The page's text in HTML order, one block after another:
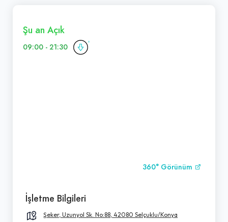
Şu an Açık
09:00 - 21:30
360° Görünüm
İşletme Bilgileri
Şeker, Uzunyol Sk. No:88, 42080 Selçuklu/Konya